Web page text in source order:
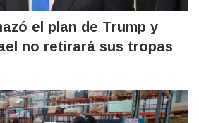
el plan de Trump y
no retirará sus tropas